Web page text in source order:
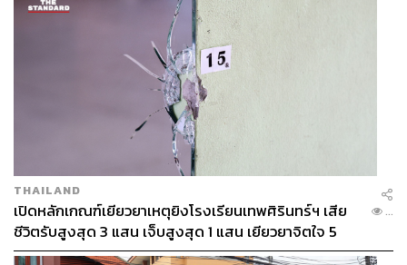
เขาทิ้งท้ายด้วยคำหวานผ่านความรู้สึกต่อวงการลูกหนังไทย
ว่า “ที่นี่แตกต่างจากหลายประเทศ เพราะทีมงานทุกคนทุ่มเท
และรักฟุตบอลมาก ทุกคนทำงานหนักเพื่อให้ฟุตบอลไทย
พัฒนา เหมือนกับแฟนบอลที่รักทีมชาติ ผมรู้สึกจริงๆ ว่าที่นี่
THAILAND
เปิดหลักเกณฑ์เยียวยาเหตุยิงโรงเรียนเทพศิรินทร์ฯ เสีย
ชีวิตรับสูงสุด 3 แสน เจ็บสูงสุด 1 แสน เยียวยาจิตใจ 5
ระดับ
...